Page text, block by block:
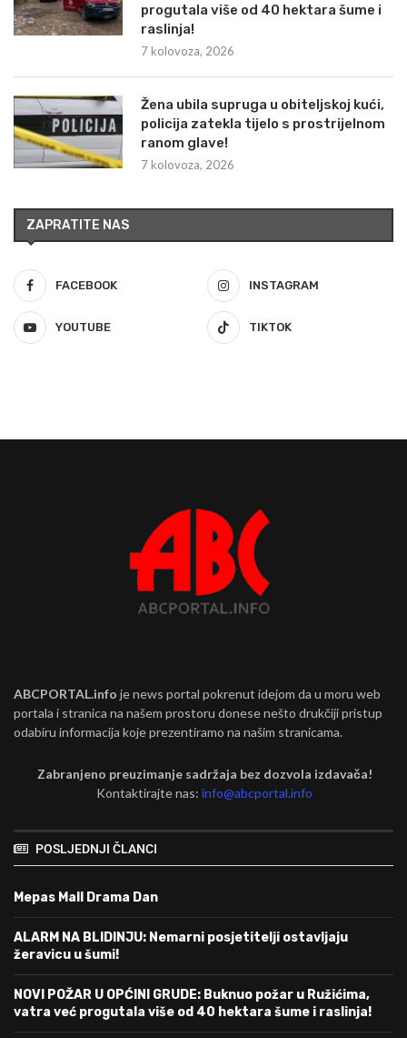
progutala više od 40 hektara šume i
raslinja!
7 kolovoza, 2026
Žena ubila supruga u obiteljskoj kući,
policija zatekla tijelo s prostrijelnom
ranom glave!
7 kolovoza, 2026
ZAPRATITE NAS
FACEBOOK INSTAGRAM
YOUTUBE TIKTOK
ABCPORTAL.info je news portal pokrenut idejom da u moru web
portala i stranica na našem prostoru donese nešto drukčiji pristup
odabiru informacija koje prezentiramo na našim stranicama.
Zabranjeno preuzimanje sadržaja bez dozvola izdavača!
Kontaktirajte nas:info@abcportal.info
POSLJEDNJI ČLANCI
Mepas Mall Drama Dan
ALARM NA BLIDINJU: Nemarni posjetitelji ostavljaju
žeravicu u šumi!
NOVI POŽAR U OPĆINI GRUDE: Buknuo požar u Ružićima,
vatra već progutala više od 40 hektara šume i raslinja!